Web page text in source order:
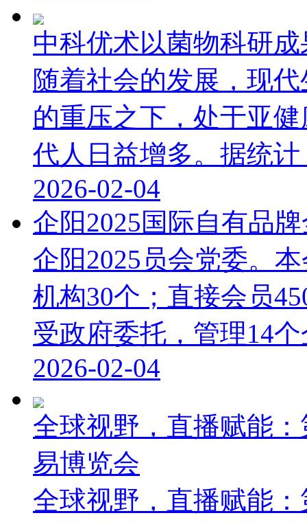
中科优术以菌物科研
随着社会的发展，现
的重压之下，处于亚
代人日益增多。据统
2026-02-04
企阳2025国际自有品
企阳2025员会党委。
机构30个；直接会员
受政府委托，管理14
2026-02-04
全球视野，直播赋能
易博览会
全球视野，直播赋能